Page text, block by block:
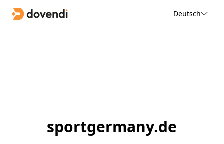
Deutsch
sportgermany.de